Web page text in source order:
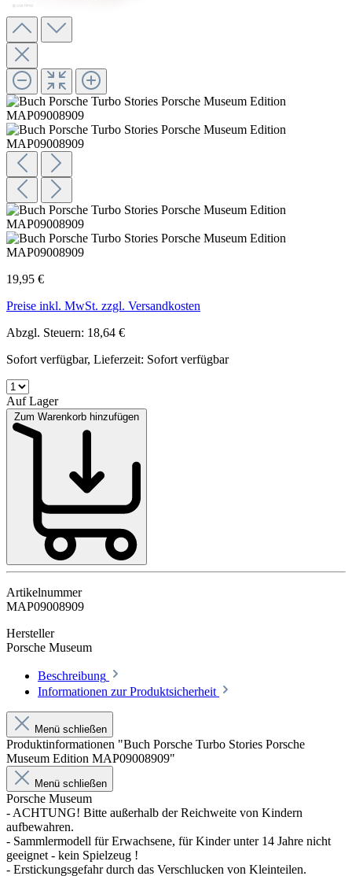
19,95 €
Preise inkl. MwSt. zzgl. Versandkosten
Abzgl. Steuern: 18,64 €
Sofort verfügbar, Lieferzeit: Sofort verfügbar
Auf Lager
Zum Warenkorb hinzufügen
Artikelnummer
MAP09008909
Hersteller
Porsche Museum
Beschreibung
Informationen zur Produktsicherheit
Menü schließen
Produktinformationen "Buch Porsche Turbo Stories Porsche
Museum Edition MAP09008909"
Menü schließen
Porsche Museum
- ACHTUNG! Bitte außerhalb der Reichweite von Kindern
aufbewahren.
- Sammlermodell für Erwachsene, für Kinder unter 14 Jahre nicht
geeignet - kein Spielzeug !
- Erstickungsgefahr durch das Verschlucken von Kleinteilen.